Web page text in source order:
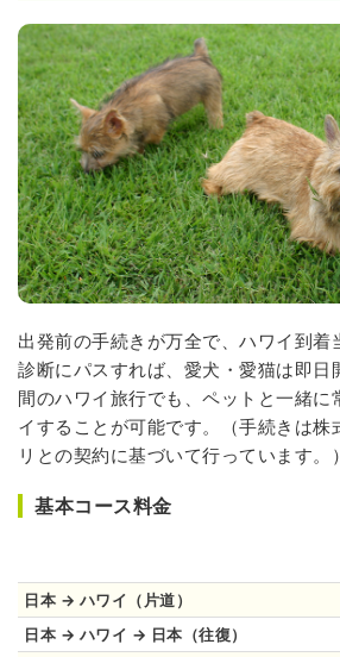
出発前の手続きが万全で、ハワイ到着
診断にパスすれば、愛犬・愛猫は即日
間のハワイ旅行でも、ペットと一緒に
イすることが可能です。（手続きは株
リとの契約に基づいて行っています。）
基本コース料金
日本 → ハワイ（片道）
日本 → ハワイ → 日本（往復）